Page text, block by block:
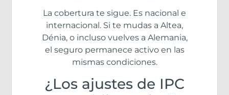
La cobertura te sigue. Es nacional e
internacional. Si te mudas a Altea,
Dénia, o incluso vuelves a Alemania,
el seguro permanece activo en las
mismas condiciones.
¿Los ajustes de IPC